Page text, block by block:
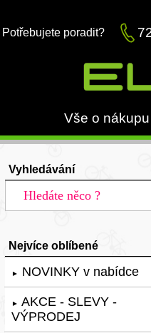
Potřebujete poradit?
Vše o
Vyhledávání
Nejvíce oblíbené
► NOVINKY v nabídce
► AKCE - SLEVY -
VÝPRODEJ